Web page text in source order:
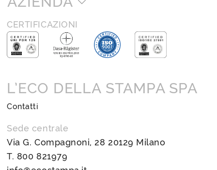
CERTIFICAZIONI
L’ECO DELLA STAMPA SPA
Contatti
Sede centrale
Via G. Compagnoni, 28 20129 Milano
T. 800 821979